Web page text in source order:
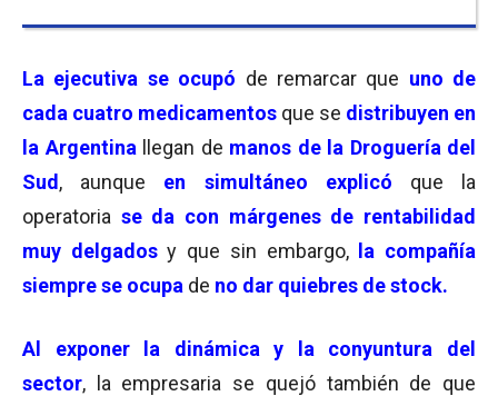
La ejecutiva se ocupó de remarcar que uno de
cada cuatro medicamentos que se distribuyen en
la Argentina llegan de manos de la Droguería del
Sud , aunque en simultáneo explicó que la
operatoria se da con márgenes de rentabilidad
muy delgadosy que sin embargo,
la compañía
siempre se ocupa de no dar quiebres de stock.
Al exponer la dinámica y la conyuntura del
sector, la empresaria se quejó también de que